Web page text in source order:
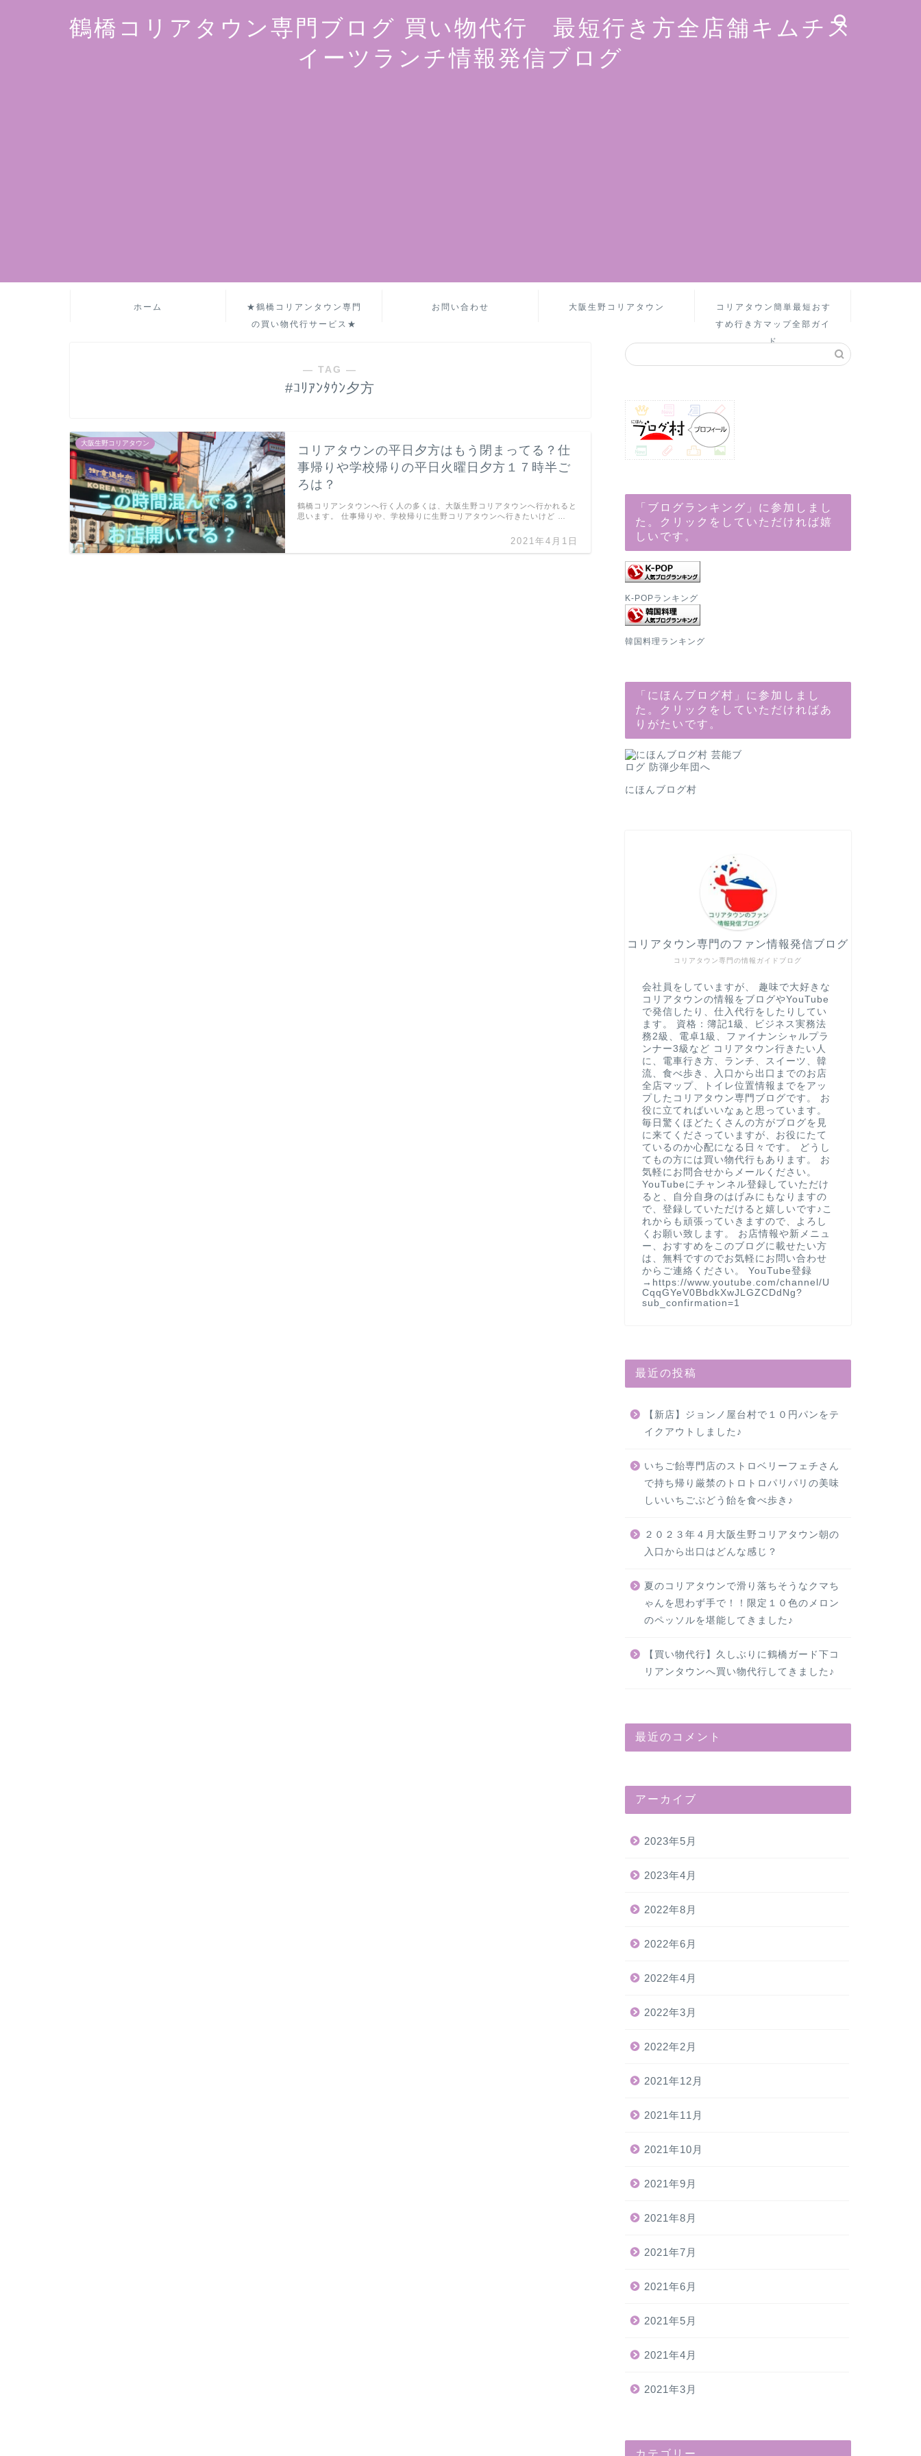
鶴橋コリアタウン専門ブログ 買い物代行 最短行き方全店舗キムチス
イーツランチ情報発信ブログ
ホーム
★鶴橋コリアンタウン専門
の買い物代行サービス★
お問い合わせ 大阪生野コリアタウン
コリアタウン簡単最短おす
すめ行き方マップ全部ガイ
ド
― TAG ―
#ｺﾘｱﾝﾀｳﾝ夕方
大阪生野コリアタウン
コリアタウンの平日夕方はもう閉まってる？仕
事帰りや学校帰りの平日火曜日夕方１７時半ご
ろは？
2021年4月1日
鶴橋コリアンタウンへ行く人の多くは、大阪生野コリアタウンへ行かれると
思います。 仕事帰りや、学校帰りに生野コリアタウンへ行きたいけど …
「ブログランキング」に参加しまし
た。クリックをしていただければ嬉
しいです。
K-POPランキング
韓国料理ランキング
「にほんブログ村」に参加しまし
た。クリックをしていただければあ
りがたいです。
にほんブログ村
コリアタウン専門の情報ガイドブログ
コリアタウン専門のファン情報発信ブログ
会社員をしていますが、 趣味で大好きな
コリアタウンの情報をブログやYouTube
で発信したり、仕入代行をしたりしてい
ます。 資格：簿記1級、ビジネス実務法
務2級、電卓1級、ファイナンシャルプラ
ンナー3級など コリアタウン行きたい人
に、電車行き方、ランチ、スイーツ、韓
流、食べ歩き、入口から出口までのお店
全店マップ、トイレ位置情報までをアッ
プしたコリアタウン専門ブログです。 お
役に立てればいいなぁと思っています。
毎日驚くほどたくさんの方がブログを見
に来てくださっていますが、お役にたて
ているのか心配になる日々です。 どうし
てもの方には買い物代行もあります。 お
気軽にお問合せからメールください。
YouTubeにチャンネル登録していただけ
ると、自分自身のはげみにもなりますの
で、登録していただけると嬉しいです♪こ
れからも頑張っていきますので、よろし
くお願い致します。 お店情報や新メニュ
ー、おすすめをこのブログに載せたい方
は、無料ですのでお気軽にお問い合わせ
からご連絡ください。 YouTube登録
→https://www.youtube.com/channel/U
CqqGYeV0BbdkXwJLGZCDdNg?
sub_confirmation=1
最近の投稿
【新店】ジョンノ屋台村で１０円パンをテ
イクアウトしました♪
いちご飴専門店のストロベリーフェチさん
で持ち帰り厳禁のトロトロパリパリの美味
しいいちごぶどう飴を食べ歩き♪
２０２３年４月大阪生野コリアタウン朝の
入口から出口はどんな感じ？
夏のコリアタウンで滑り落ちそうなクマち
ゃんを思わず手で！！限定１０色のメロン
のペッソルを堪能してきました♪
【買い物代行】久しぶりに鶴橋ガード下コ
リアンタウンへ買い物代行してきました♪
最近のコメント
アーカイブ
2023年5月
2023年4月
2022年8月
2022年6月
2022年4月
2022年3月
2022年2月
2021年12月
2021年11月
2021年10月
2021年9月
2021年8月
2021年7月
2021年6月
2021年5月
2021年4月
2021年3月
カテゴリー